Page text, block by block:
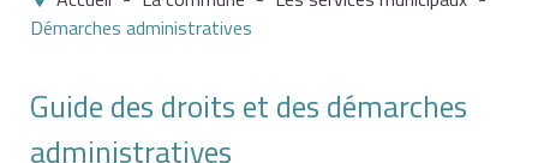
Démarches administratives
Guide des droits et des démarches
administratives